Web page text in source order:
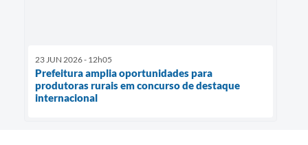
23 JUN 2026 - 12h05
Prefeitura amplia oportunidades para
produtoras rurais em concurso de destaque
internacional